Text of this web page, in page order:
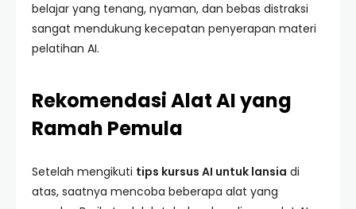
belajar yang tenang, nyaman, dan bebas distraksi
sangat mendukung kecepatan penyerapan materi
pelatihan AI.
Rekomendasi Alat AI yang
Ramah Pemula
Setelah mengikuti tips kursus AI untuk lansia di
atas, saatnya mencoba beberapa alat yang